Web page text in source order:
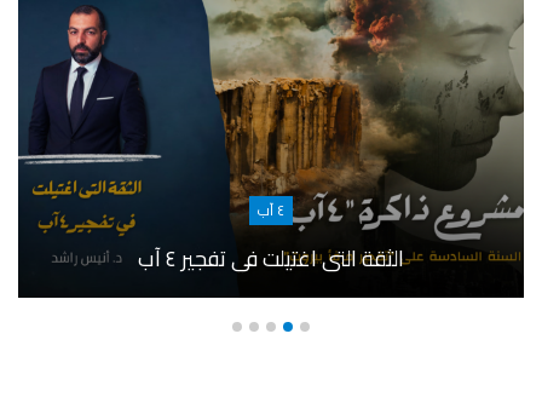
٤ آب
الثقة التى اغتيلت في تفجير ٤ آب